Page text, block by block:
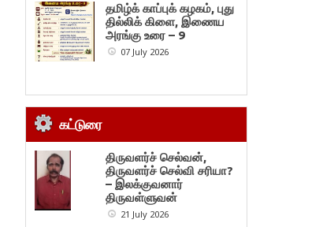
தமிழ்க் காப்புக் கழகம், புது
தில்லிக் கிளை, இணைய
அரங்கு உரை – 9
07 July 2026
கட்டுரை
திருவளர்ச் செல்வன்,
திருவளர்ச் செல்வி சரியா?
– இலக்குவனார்
திருவள்ளுவன்
21 July 2026